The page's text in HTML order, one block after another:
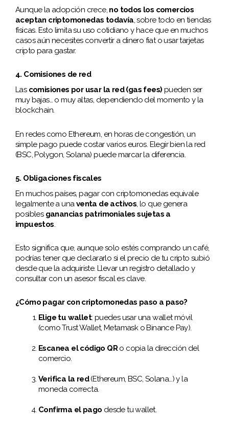
Aunque la adopción crece, no todos los comercios
aceptan criptomonedas todavía, sobre todo en tiendas
físicas. Esto limita su uso cotidiano y hace que en muchos
casos aún necesites convertir a dinero fiat o usar tarjetas
cripto para gastar.
4. Comisiones de red
Las comisiones por usar la red (gas fees) pueden ser
muy bajas… o muy altas, dependiendo del momento y la
blockchain.
En redes como Ethereum, en horas de congestión, un
simple pago puede costar varios euros. Elegir bien la red
(BSC, Polygon, Solana) puede marcar la diferencia.
5. Obligaciones fiscales
En muchos países, pagar con criptomonedas equivale
legalmente a unaventa de activos, lo que genera
posibles ganancias patrimoniales sujetas a
impuestos.
Esto significa que, aunque solo estés comprando un café,
podrías tener que declararlo si el precio de tu cripto subió
desde que la adquiriste. Llevar un registro detallado y
consultar con un asesor fiscal es clave.
¿Cómo pagar con criptomonedas paso a paso?
Elige tu wallet: puedes usar una wallet móvil
(como Trust Wallet, Metamask o Binance Pay).
Escanea el código QRo copia la dirección del
comercio.
Verifica la red(Ethereum, BSC, Solana…) y la
moneda correcta.
Confirma el pago desde tu wallet.